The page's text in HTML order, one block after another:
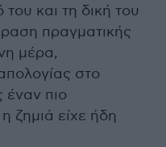
και τη δική του
πραγματικής
μέρα,
στο
έναν πιο
ζημιά είχε ήδη